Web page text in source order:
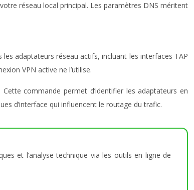
réseau local principal. Les paramètres DNS méritent
les adaptateurs réseau actifs, incluant les interfaces TAP
VPN active ne l’utilise.
commande permet d’identifier les adaptateurs en
d’interface qui influencent le routage du trafic.
et l’analyse technique via les outils en ligne de